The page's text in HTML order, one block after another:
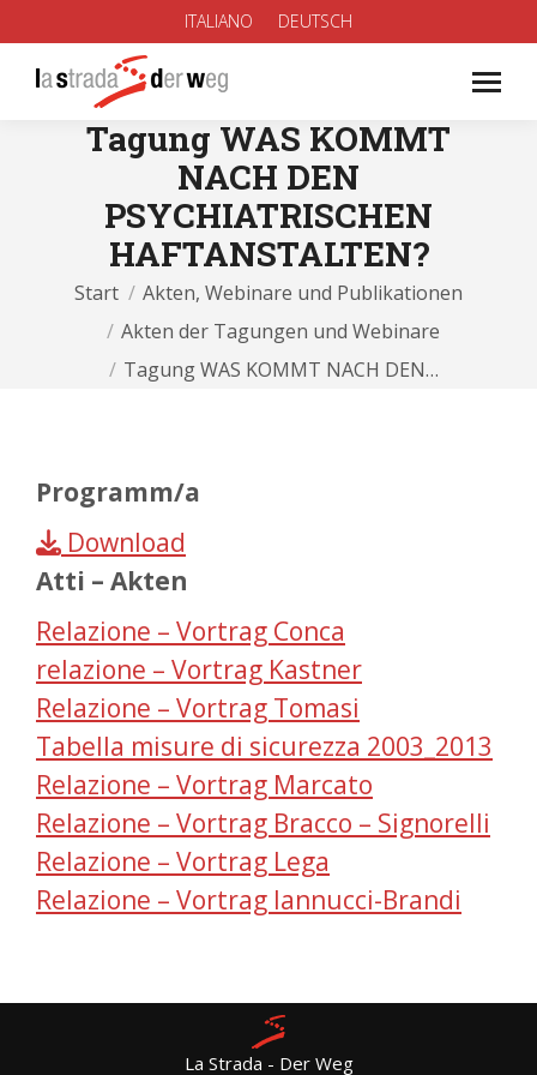
ITALIANO DEUTSCH
Tagung WAS KOMMT
NACH DEN
PSYCHIATRISCHEN
HAFTANSTALTEN?
Sie befinden sich hier:
Start
Akten, Webinare und Publikationen
Akten der Tagungen und Webinare
Tagung WAS KOMMT NACH DEN…
Programm/a
Download
Atti – Akten
Relazione – Vortrag Conca
relazione – Vortrag Kastner
Relazione – Vortrag Tomasi
Tabella misure di sicurezza 2003_2013
Relazione – Vortrag Marcato
Relazione – Vortrag Bracco – Signorelli
Relazione – Vortrag Lega
Relazione – Vortrag Iannucci-Brandi
La Strada - Der Weg